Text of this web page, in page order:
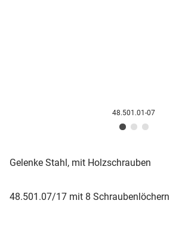
48.501.01-07
Gelenke Stahl, mit Holzschrauben
48.501.07/17 mit 8 Schraubenlöchern